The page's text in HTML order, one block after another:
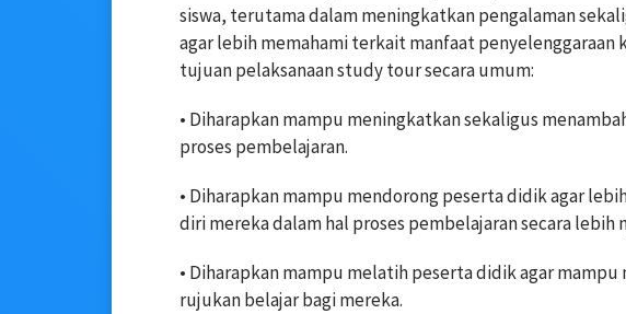
siswa, terutama dalam meningkatkan pengalaman
agar lebih memahami terkait manfaat
tujuan pelaksanaan study tour secara umum:
• Diharapkan mampu meningkatkan sekaligus
proses pembelajaran.
• Diharapkan mampu mendorong peserta didik agar
diri mereka dalam hal proses pembelajaran secara lebih
• Diharapkan mampu melatih peserta didik agar
rujukan belajar bagi mereka.